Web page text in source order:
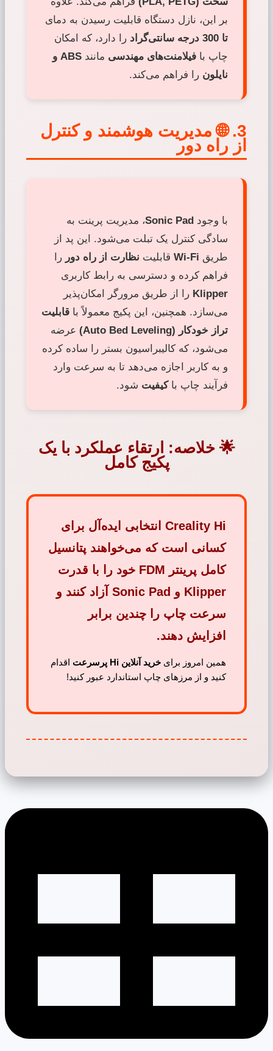
بر این، نازل دستگاه قابلیت رسیدن به دمای
تا 300 درجه سانتی‌گراد
را دارد، که امکان
چاپ با فیلامنت‌های مهندسی مانند
ABS و
نایلون را فراهم می‌کند.
3. 🌐 مدیریت هوشمند و کنترل
از راه دور
با وجود Sonic Pad، مدیریت پرینت به
سادگی کنترل یک تبلت می‌شود. این پد از
طریق Wi-Fi قابلیت نظارت از راه دور را
فراهم کرده و دسترسی به رابط کاربری
Klipper را از طریق مرورگر امکان‌پذیر
می‌سازد. همچنین، این پکیج معمولاً با قابلیت
تراز خودکار (Auto Bed Leveling)
عرضه
می‌شود، که کالیبراسیون بستر را ساده کرده
و به کاربر اجازه می‌دهد تا به سرعت وارد
فرآیند چاپ باکیفیت شود.
🌟 خلاصه: ارتقاء عملکرد با یک
پکیج کامل
Creality Hi انتخابی ایده‌آل برای
کسانی است که می‌خواهند پتانسیل
کامل پرینتر FDM خود را با قدرت
Klipper و Sonic Pad آزاد کنند و
سرعت چاپ را چندین برابر
افزایش دهند.
همین امروز برای خرید آنلاین Hi پرسرعت
اقدام
کنید و از مرزهای چاپ استاندارد عبور کنید!